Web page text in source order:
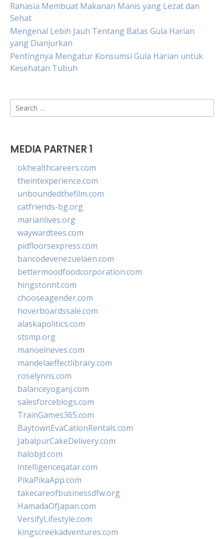
Rahasia Membuat Makanan Manis yang Lezat dan
Sehat
Mengenal Lebih Jauh Tentang Batas Gula Harian
yang Dianjurkan
Pentingnya Mengatur Konsumsi Gula Harian untuk
Kesehatan Tubuh
Search
for:
MEDIA PARTNER 1
okhealthcareers.com
theintexperience.com
unboundedthefilm.com
catfriends-bg.org
marianlives.org
waywardtees.com
pidfloorsexpress.com
bancodevenezuelaen.com
bettermoodfoodcorporation.com
hingstonnt.com
chooseagender.com
hoverboardssale.com
alaskapolitics.com
stsmp.org
manoelneves.com
mandelaeffectlibrary.com
roselynns.com
balanceyoganj.com
salesforceblogs.com
TrainGames365.com
BaytownEvaCationRentals.com
JabalpurCakeDelivery.com
halobjd.com
intelligenceqatar.com
PikaPikaApp.com
takecareofbusinessdfw.org
HamadaOfJapan.com
VersifyLifestyle.com
kingscreekadventures.com